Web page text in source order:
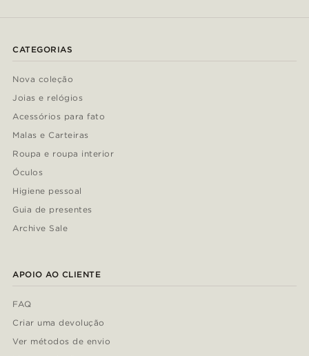
CATEGORIAS
Nova coleção
Joias e relógios
Acessórios para fato
Malas e Carteiras
Roupa e roupa interior
Óculos
Higiene pessoal
Guia de presentes
Archive Sale
APOIO AO CLIENTE
FAQ
Criar uma devolução
Ver métodos de envio